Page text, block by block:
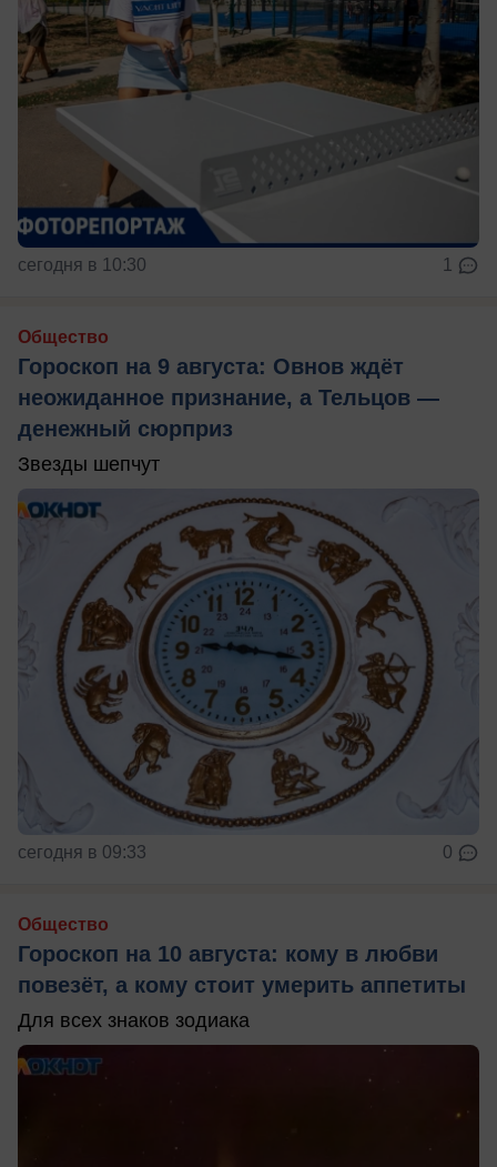
сегодня в 10:30 1
Общество
Гороскоп на 9 августа: Овнов ждёт
неожиданное признание, а Тельцов —
денежный сюрприз
Звезды шепчут
сегодня в 09:33 0
Общество
Гороскоп на 10 августа: кому в любви
повезёт, а кому стоит умерить аппетиты
Для всех знаков зодиака